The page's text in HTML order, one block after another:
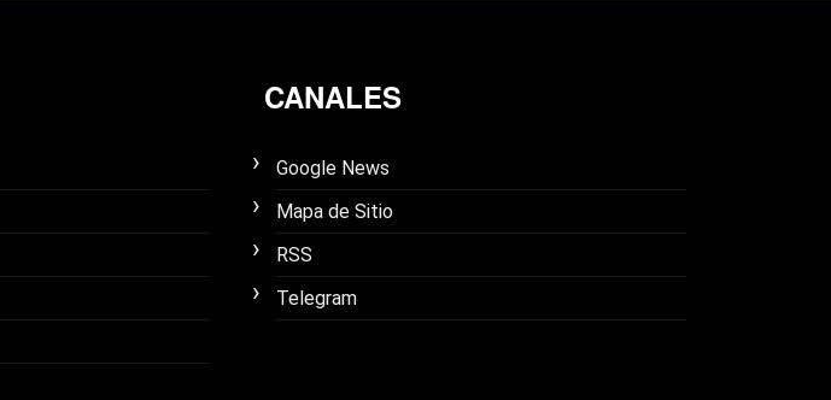
CANALES
Google News
Mapa de Sitio
RSS
Telegram